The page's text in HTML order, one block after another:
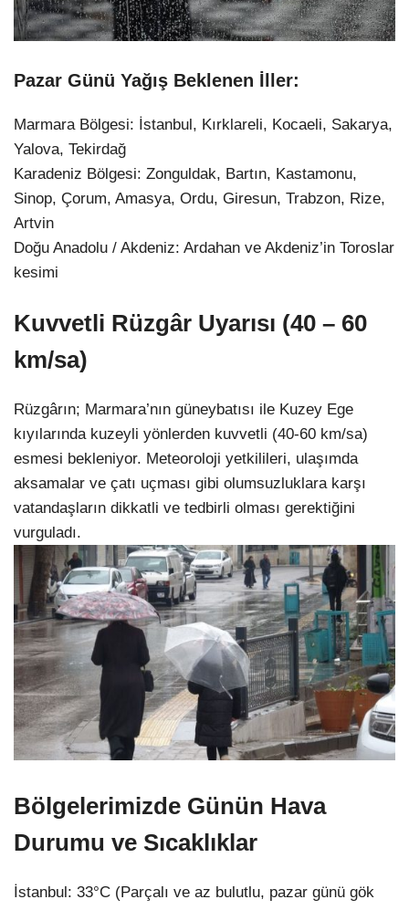
Pazar Günü Yağış Beklenen İller:
Marmara Bölgesi: İstanbul, Kırklareli, Kocaeli, Sakarya,
Yalova, Tekirdağ
Karadeniz Bölgesi: Zonguldak, Bartın, Kastamonu,
Sinop, Çorum, Amasya, Ordu, Giresun, Trabzon, Rize,
Artvin
Doğu Anadolu / Akdeniz: Ardahan ve Akdeniz’in Toroslar
kesimi
Kuvvetli Rüzgâr Uyarısı (40 – 60
km/sa)
Rüzgârın; Marmara’nın güneybatısı ile Kuzey Ege
kıyılarında kuzeyli yönlerden kuvvetli (40-60 km/sa)
esmesi bekleniyor. Meteoroloji yetkilileri, ulaşımda
aksamalar ve çatı uçması gibi olumsuzluklara karşı
vatandaşların dikkatli ve tedbirli olması gerektiğini
vurguladı.
Bölgelerimizde Günün Hava
Durumu ve Sıcaklıklar
İstanbul: 33°C (Parçalı ve az bulutlu, pazar günü gök